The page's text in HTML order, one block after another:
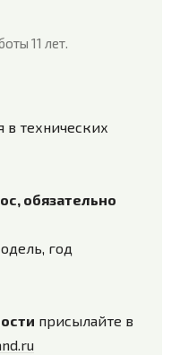
11 лет.
в технических
обязательно
год
присылайте в